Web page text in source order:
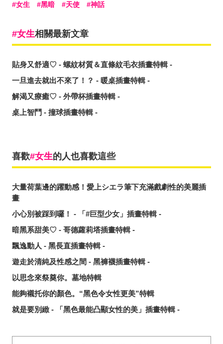
女生 黑暗 天使 神話
女生相關最新文章
貼身又舒適♡ - 螺紋材質＆直條紋毛衣插畫特輯 -
一旦進去就出不來了！？ - 暖桌插畫特輯 -
解渴又療癒♡ - 外帶杯插畫特輯 -
桌上智鬥 - 撞球插畫特輯 -
喜歡 女生的人也喜歡這些
大量荷葉邊的躍動感！愛上シエラ筆下充滿戲劇性的美麗插
畫
小心別被踩到囉！ - 「#巨型少女」插畫特輯 -
暗黑系甜美♡ - 哥德蘿莉塔插畫特輯 -
飄逸動人 - 黑長直插畫特輯 -
遊走於清純及性感之間 - 黑褲襪插畫特輯 -
以思念來祭奠你。墓地特輯
能夠襯托你的顏色。“黑色令女性更美”特輯
就是要別緻 - 「黑色最能凸顯女性的美」插畫特輯 -